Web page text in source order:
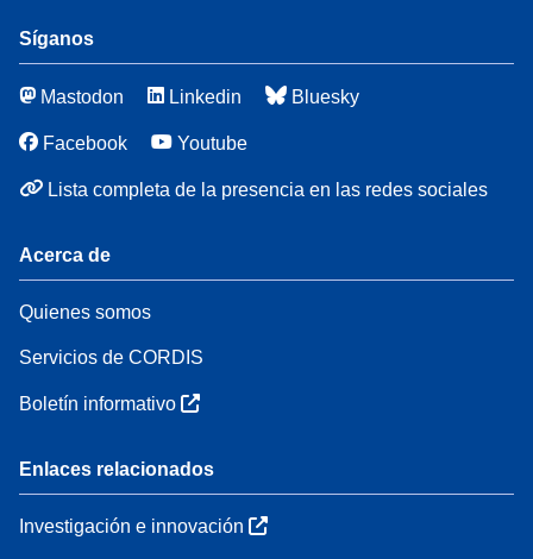
Síganos
Mastodon Linkedin Bluesky
Facebook Youtube
Lista completa de la presencia en las redes sociales
Acerca de
Quienes somos
Servicios de CORDIS
Boletín informativo
Enlaces relacionados
Investigación e innovación